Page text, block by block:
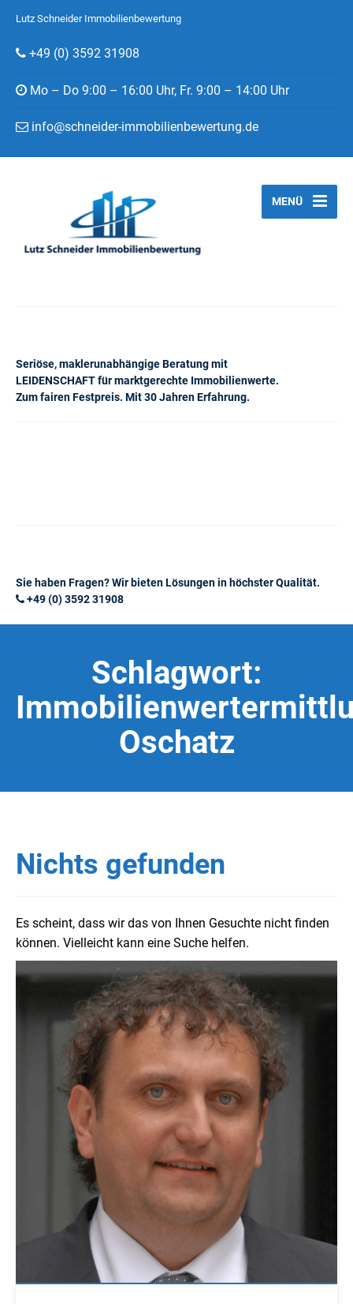
Lutz Schneider Immobilienbewertung
+49 (0) 3592 31908
Mo – Do 9:00 – 16:00 Uhr, Fr. 9:00 – 14:00 Uhr
info@schneider-immobilienbewertung.de
Seriöse, maklerunabhängige Beratung mit
LEIDENSCHAFT für marktgerechte Immobilienwerte.
Zum fairen Festpreis. Mit 30 Jahren Erfahrung.
MENÜ
Sie haben Fragen? Wir bieten Lösungen in höchster Qualität.
+49 (0) 3592 31908
Schlagwort:
Oschatz
Nichts gefunden
Es scheint, dass wir das von Ihnen Gesuchte nicht finden
können. Vielleicht kann eine Suche helfen.